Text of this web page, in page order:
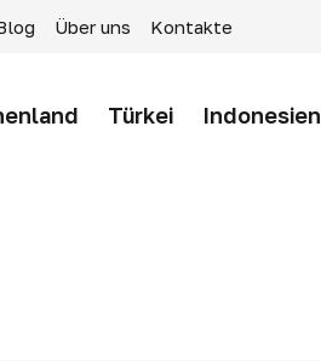
Über uns Kontakte
Türkei Indonesien